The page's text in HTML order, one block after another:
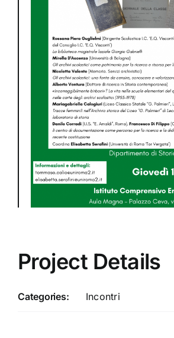
Project Details
Categories: Incontri